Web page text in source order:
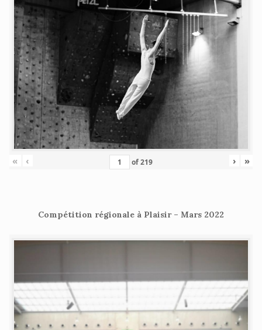
« ‹ of219 › »
Compétition régionale à Plaisir – Mars 2022